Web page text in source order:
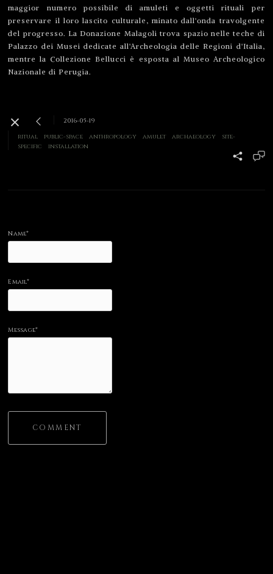
maggior numero possibile di amuleti e oggetti rituali per
preservare il loro lascito culturale, minato dall'onda travolgente
del progresso. La Donazione Malagoli trova spazio nelle teche di
Palazzo dei Musei dedicate all'Archeologia delle Regioni d'Italia,
mentre la Collezione Bellucci è esposta al Museo Archeologico
Nazionale di Perugia.
2016-05-19
ritual
public-space anthropology amulet archaeology
site-
specific
installation
Name*
Email*
Message*
COMMENT